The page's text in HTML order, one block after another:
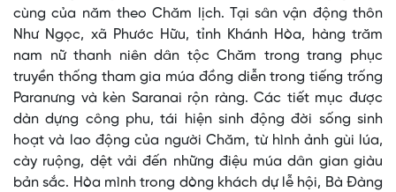
cùng của năm theo Chăm lịch. Tại sân vận động thôn
Như Ngọc, xã Phước Hữu, tỉnh Khánh Hòa, hàng trăm
nam nữ thanh niên dân tộc Chăm trong trang phục
truyền thống tham gia múa đồng diễn trong tiếng trống
Paranưng và kèn Saranai rộn ràng. Các tiết mục được
dàn dựng công phu, tái hiện sinh động đời sống sinh
hoạt và lao động của người Chăm, từ hình ảnh gùi lúa,
cày ruộng, dệt vải đến những điệu múa dân gian giàu
bản sắc. Hòa mình trong dòng khách dự lễ hội, Bà Đàng